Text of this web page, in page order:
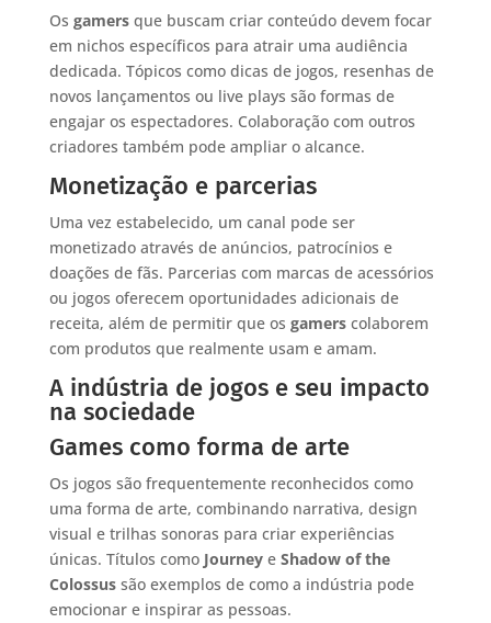
Os gamersque buscam criar conteúdo devem focar
em nichos específicos para atrair uma audiência
dedicada. Tópicos como dicas de jogos, resenhas de
novos lançamentos ou live plays são formas de
engajar os espectadores. Colaboração com outros
criadores também pode ampliar o alcance.
Monetização e parcerias
Uma vez estabelecido, um canal pode ser
monetizado através de anúncios, patrocínios e
doações de fãs. Parcerias com marcas de acessórios
ou jogos oferecem oportunidades adicionais de
receita, além de permitir que os gamerscolaborem
com produtos que realmente usam e amam.
A indústria de jogos e seu impacto
na sociedade
Games como forma de arte
Os jogos são frequentemente reconhecidos como
uma forma de arte, combinando narrativa, design
visual e trilhas sonoras para criar experiências
únicas. Títulos como Journeye Shadow of the
Colossussão exemplos de como a indústria pode
emocionar e inspirar as pessoas.